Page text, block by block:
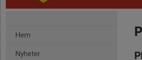
Hem
Nyheter